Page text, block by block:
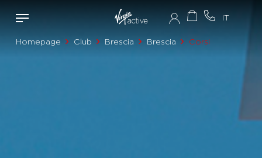
Homepage Club Brescia Brescia Corsi